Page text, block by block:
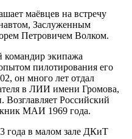
маёвцев на встречу
Заслуженным
Петровичем Волком.
экипажа
пилотирования его
он много лет отдал
в ЛИИ имени Громова,
Российский
МАИ 1969 года.
года в малом зале ДКиТ